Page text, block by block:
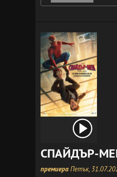
СПАЙДЪР-
премиераПетък,